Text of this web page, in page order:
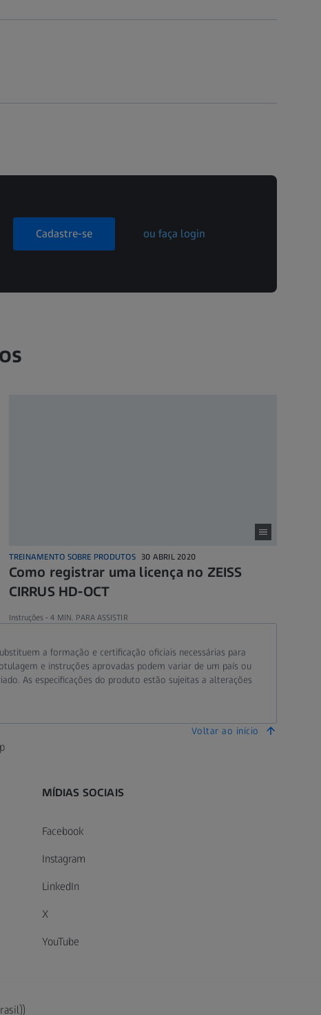
Cadastre-se ou faça login
TREINAMENTO SOBRE PRODUTOS 30 ABRIL 2020
Como registrar uma licença no ZEISS
CIRRUS HD-OCT
Instruções -4 MIN. PARA ASSISTIR
a formação e certificação oficiais necessárias para
e instruções aprovadas podem variar de um país ou
As especificações do produto estão sujeitas a alterações
Voltar ao início
MÍDIAS SOCIAIS
Facebook
Instagram
LinkedIn
X
YouTube